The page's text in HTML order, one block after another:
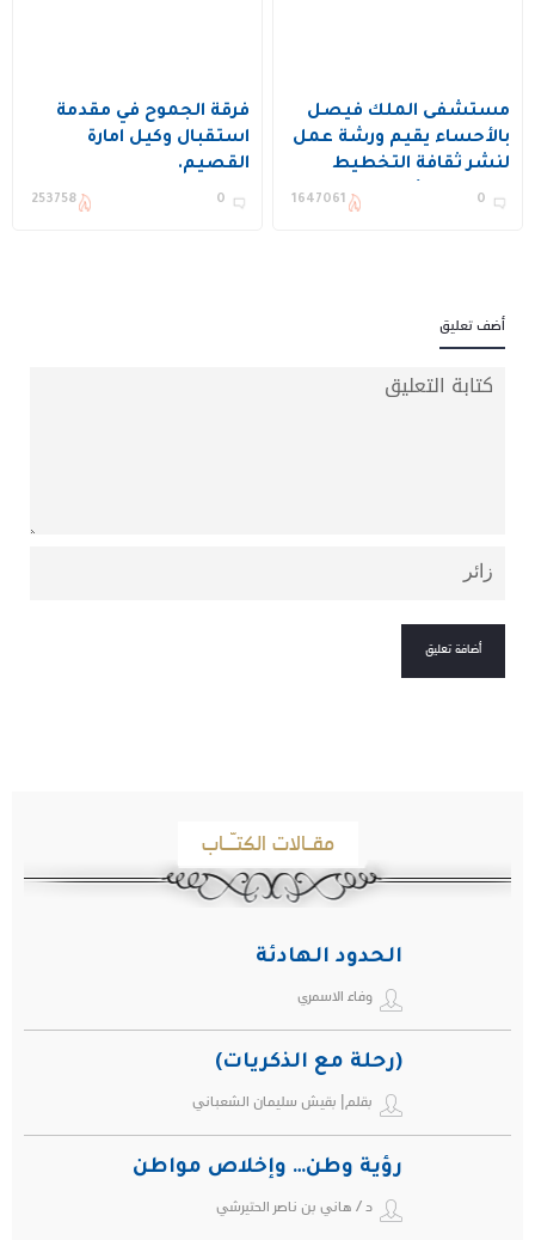
مستشفى الملك فيصل
بالأحساء يقيم ورشة عمل
لنشر ثقافة التخطيط
وتحسين الأداء ويكرم عدد
0
1647061
فرقة الجموح في مقدمة
استقبال وكيل امارة
القصيم.
0
253758
أضف تعليق
مقـالات الكتـّـاب
الحدود الهادئة
وفاء الاسمري
(رحلة مع الذكريات)
بقلم| بقيش سليمان الشعباني
رؤية وطن… وإخلاص مواطن
د / هاني بن ناصر الحتيرشي